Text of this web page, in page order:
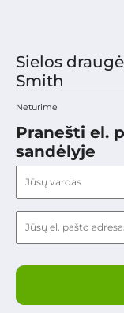
Sielos
Smith
Neturime
Pranešti el.
sandėlyje